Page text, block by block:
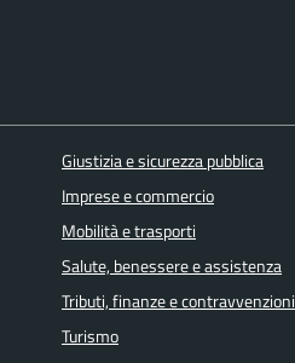
Giustizia e sicurezza pubblica
Imprese e commercio
Mobilità e trasporti
Salute, benessere e assistenza
Tributi, finanze e contravvenzioni
Turismo